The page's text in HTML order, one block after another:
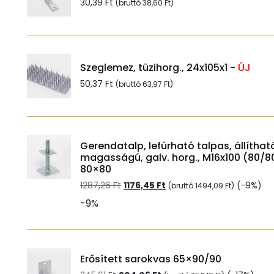
30,39 Ft (bruttó38,60 Ft)
Szeglemez, tüzihorg., 24x105x1 - ÚJ
50,37 Ft (bruttó63,97 Ft)
Gerendatalp, lefúrható talpas,
magasságú, galv. horg., M16x100 (80/
80×80
1287,26Ft Original
1176,45 Ft Current
(bruttó1494,09 Ft) (-9%)
-9%
Erősített sarokvas 65×90/90